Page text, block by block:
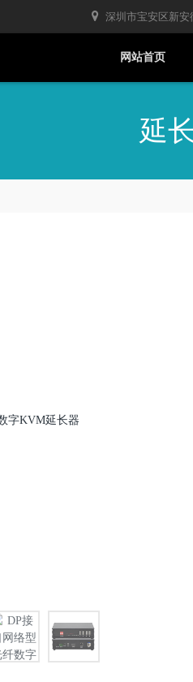
深圳市宝安区新安
网站首页
延